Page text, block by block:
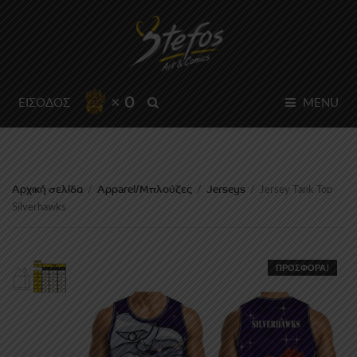
ΕΙΣΟΔΟΣ × 0 MENU
Αρχική σελίδα / Apparel/Μπλούζες / Jerseys / Jersey Tank Top
Silverhawks
ΠΡΟΣΦΟΡΆ!